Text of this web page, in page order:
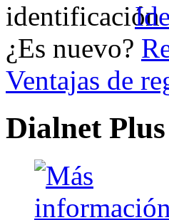
¿Es nuevo?
Ventajas de
Dialnet Plus